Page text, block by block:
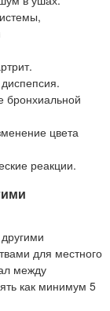
бронхиальной
цвета
реакции.
для местного
между
как минимум 5